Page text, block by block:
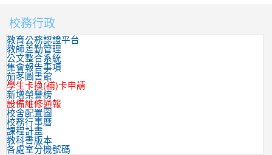
:::
校務行政
教育公務認證平台
教師差勤管理
公文整合系統
集會報告事項
茄苳圖書館
學生卡換(補)卡申請
新增榮譽榜
設備維修通報
校舍配置圖
校務行事曆
課程計畫
教科書版本
各處室分機號碼